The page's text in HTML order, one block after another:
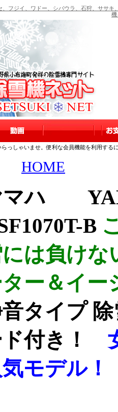
ジイ、ワドー、シバウラ、石狩、ササキ
機
らっしゃいませ。便利な会員機能を利用する
HOME
マハ
B
には負けな
ー＆イー
タイプ 除
ド付き！
モデル！